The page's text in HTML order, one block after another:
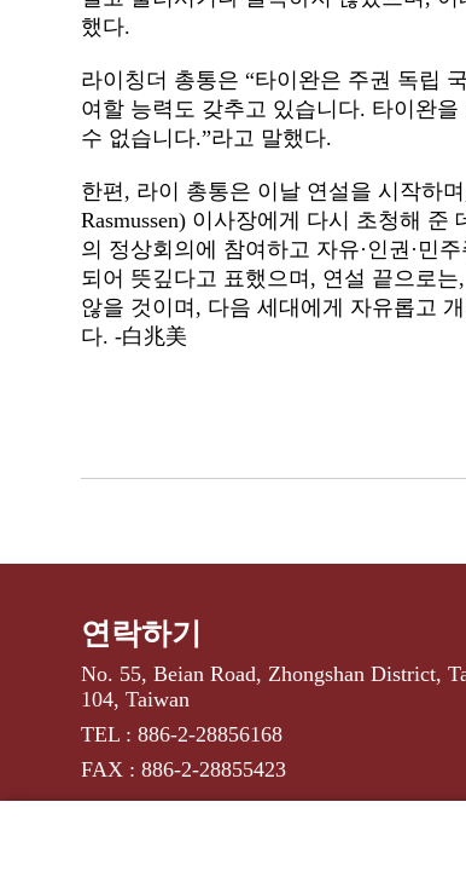
했다.
라이칭더 총통은“타이완은 주권 독립
여할 능력도 갖추고 있습니다. 타이완을
수 없습니다.”라고 말했다.
한편, 라이 총통은 이날 연설을 시작하며
Rasmussen) 이사장에게 다시 초청해 준
의 정상회의에 참여하고 자유· 인권 · 민
되어 뜻깊다고 표했으며 , 연설 끝으로는,
않을 것이며 , 다음 세대에게 자유롭고
다. -白兆美
연락하기
No. 55, Beian Road, Zhongshan District,
104, Taiwan
TEL : 886-2-28856168
FAX : 886-2-28855423